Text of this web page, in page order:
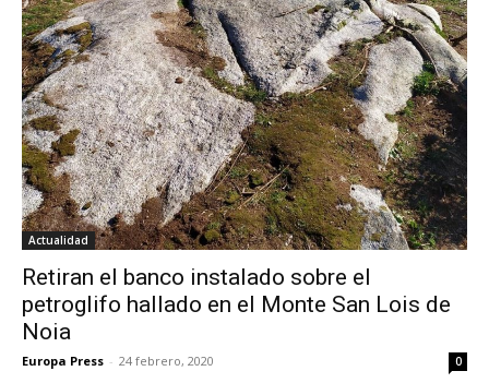
Actualidad
Retiran el banco instalado sobre el
petroglifo hallado en el Monte San Lois de
Noia
Europa Press - 24 febrero, 2020 0